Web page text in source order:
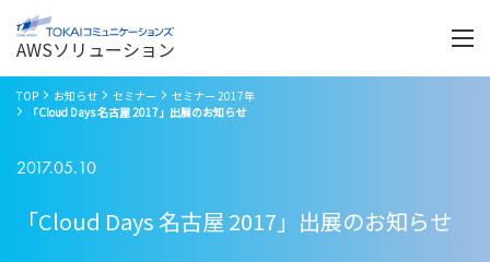
AWSソリューション
く
TOP お知らせ セミナー
セミナー 2017年
「Cloud Days 名古屋 2017」出展のお知らせ
2017.05.10
「Cloud Days 名古屋 2017」出展のお知らせ